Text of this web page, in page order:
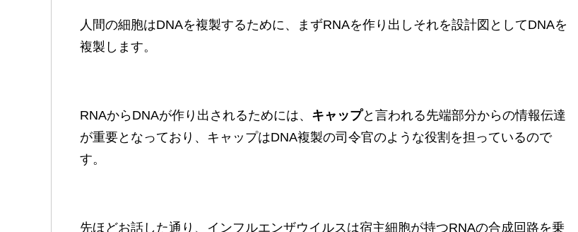
人間の細胞はDNAを複製するために、まずRNAを作り出しそれを設計図としてDNAを
複製します。
RNAからDNAが作り出されるためには、 キャップと言われる先端部分からの情報伝達
が重要となっており、キャップはDNA複製の司令官のような役割を担っているので
す。
先ほどお話した通り、インフルエンザウイルスは宿主細胞が持つRNAの合成回路を乗